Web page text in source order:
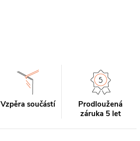
Vzpěra součástí
Prodloužená
záruka 5 let